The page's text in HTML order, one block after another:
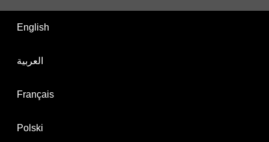
English
العربية
Français
Polski